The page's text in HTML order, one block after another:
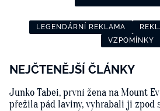
LEGENDÁRNÍ REKLAMA
VZPOMÍNKY
NEJČTENĚJŠÍ ČLÁNKY
Junko Tabei, první žena na Mount
přežila pád laviny, vyhrabali ji zpod